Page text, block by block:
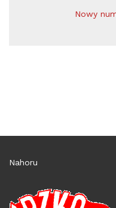
Nowy
Nahoru